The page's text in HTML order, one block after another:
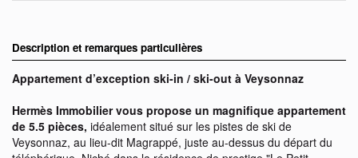
Description et remarques particulières
Appartement d’exception ski-in / ski-out à Veysonnaz
Hermès Immobilier vous propose un magnifique appartement
de 5.5 pièces, idéalement situé sur les pistes de ski de
Veysonnaz, au lieu-dit Magrappé, juste au-dessus du départ du